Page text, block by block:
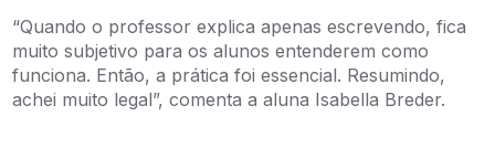
“Quando o professor explica apenas escrevendo, fica
muito subjetivo para os alunos entenderem como
funciona. Então, a prática foi essencial. Resumindo,
achei muito legal”, comenta a aluna Isabella Breder.